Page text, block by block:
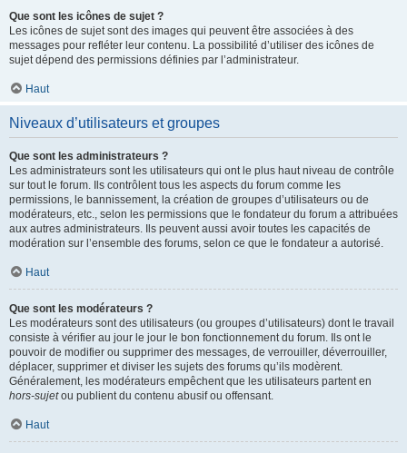
Que sont les icônes de sujet ?
Les icônes de sujet sont des images qui peuvent être associées à des
messages pour refléter leur contenu. La possibilité d’utiliser des icônes de
sujet dépend des permissions définies par l’administrateur.
Haut
Niveaux d’utilisateurs et groupes
Que sont les administrateurs ?
Les administrateurs sont les utilisateurs qui ont le plus haut niveau de contrôle
sur tout le forum. Ils contrôlent tous les aspects du forum comme les
permissions, le bannissement, la création de groupes d’utilisateurs ou de
modérateurs, etc., selon les permissions que le fondateur du forum a attribuées
aux autres administrateurs. Ils peuvent aussi avoir toutes les capacités de
modération sur l’ensemble des forums, selon ce que le fondateur a autorisé.
Haut
Que sont les modérateurs ?
Les modérateurs sont des utilisateurs (ou groupes d’utilisateurs) dont le travail
consiste à vérifier au jour le jour le bon fonctionnement du forum. Ils ont le
pouvoir de modifier ou supprimer des messages, de verrouiller, déverrouiller,
déplacer, supprimer et diviser les sujets des forums qu’ils modèrent.
Généralement, les modérateurs empêchent que les utilisateurs partent en
hors-sujetou publient du contenu abusif ou offensant.
Haut